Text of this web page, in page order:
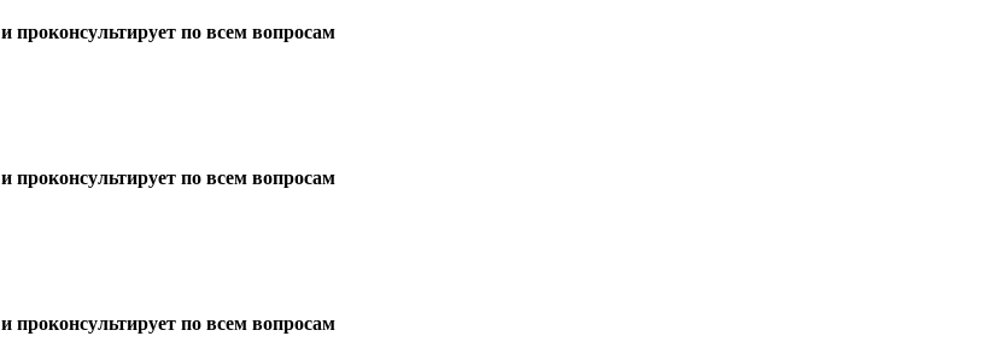
и проконсультирует по всем вопросам
и проконсультирует по всем вопросам
и проконсультирует по всем вопросам